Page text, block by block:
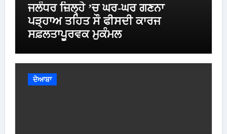
ਜਲੰਧਰ ਜ਼ਿਲ੍ਹੇ ’ਚ ਘਰ-ਘਰ ਗਣਨਾ
ਪੜ੍ਹਾਅ ਤਹਿਤ ਸੌ ਫੀਸਦੀ ਕਾਰਜ
ਸਫ਼ਲਤਾਪੂਰਵਕ ਮੁਕੰਮਲ
ਦੋਆਬਾ